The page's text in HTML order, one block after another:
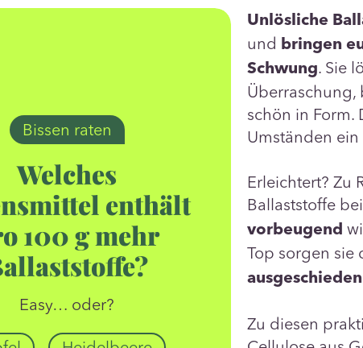
Bissen raten
Welches
enthält
100 g mehr
Easy… oder?
Unlösliche
und bringen
Schwung. Sie
Überraschung,
schön in Form.
Umständen
Erleichtert? Zu
Ballaststoffe bei
vorbeugend
Top sorgen sie
ausgeschieden
Zu diesen